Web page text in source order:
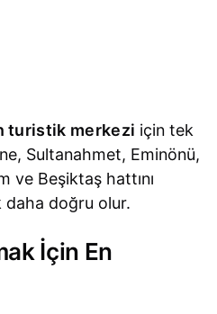
turistik merkezi için tek
Sultanahmet, Eminönü,
ve Beşiktaş hattını
doğru olur.
İçin En